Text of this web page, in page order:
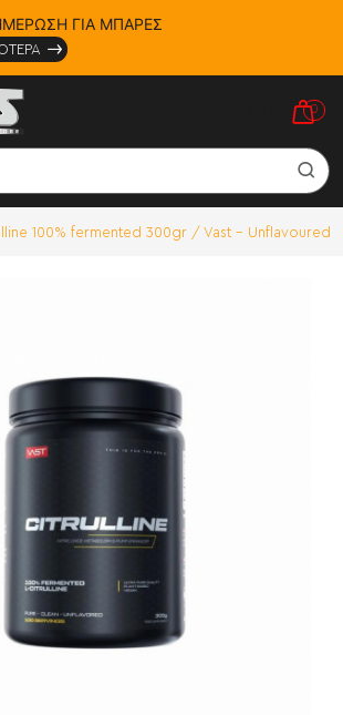
ΓΙΑ ΜΠΑΡΕΣ
0
100% fermented 300gr / Vast - Unflavoured